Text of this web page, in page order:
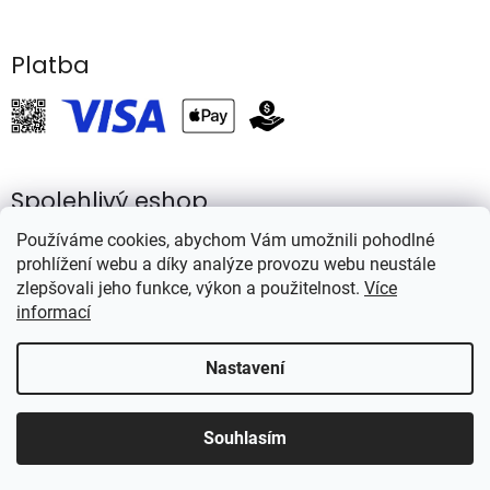
Používáme cookies, abychom Vám umožnili pohodlné
prohlížení webu a díky analýze provozu webu neustále
zlepšovali jeho funkce, výkon a použitelnost. Více
informací
Nastavení
Souhlasím
Platba
Spolehlivý eshop
Vytvořil Shoptet
Copyright 2026Rybářství Mareš. Všechna práva vyhrazena.